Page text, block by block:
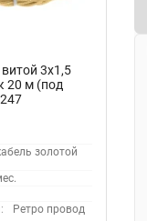
3х1,5
20 м (под
золотой
Ретро провод